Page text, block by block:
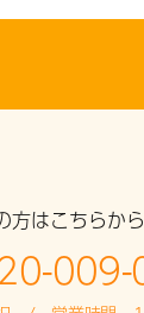
方はこちらか